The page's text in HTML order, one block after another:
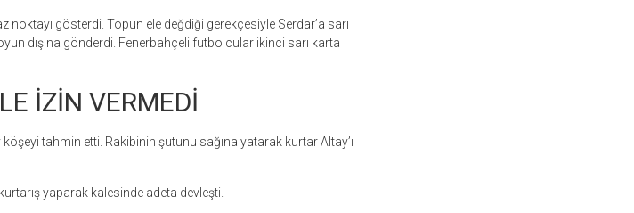
noktayı gösterdi. Topun ele değdiği gerekçesiyle Serdar’a sarı
dışına gönderdi. Fenerbahçeli futbolcular ikinci sarı karta
İZİN VERMEDİ
tahmin etti. Rakibinin şutunu sağına yatarak kurtar Altay’ı
yaparak kalesinde adeta devleşti.